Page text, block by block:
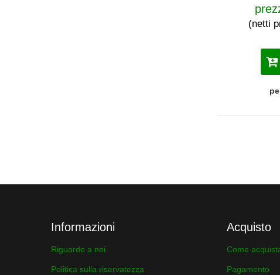
(netti
Informazioni
Riguardo a noi
Politica sulla riservatezza
Acquisto
Come
Pagamento